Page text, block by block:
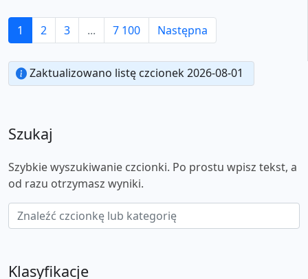
1 2 3 ... 7 100 Następna
Zaktualizowano listę czcionek 2026-08-01
Szukaj
Szybkie wyszukiwanie czcionki. Po prostu wpisz tekst, a
od razu otrzymasz wyniki.
Klasyfikacje